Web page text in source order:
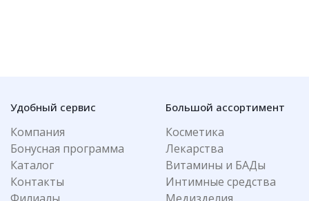
Удобный сервис
Компания
Бонусная программа
Каталог
Контакты
Большой ассортимент
Косметика
Лекарства
Витамины и БАДы
Интимные средства